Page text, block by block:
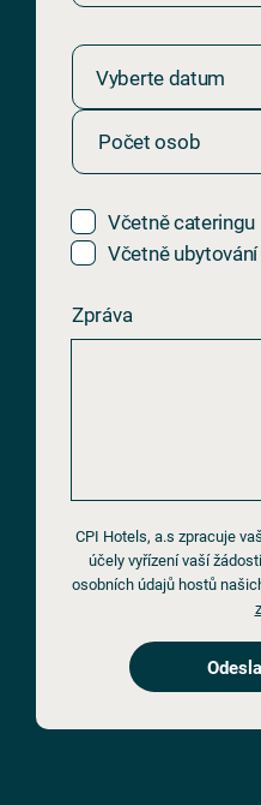
Vyberte datum
Počet osob
Včetně cateringu
Včetně ubytování
Zpráva
CPI Hotels, a.s zpracuje
účely vyřízení vaší
osobních údajů hostů